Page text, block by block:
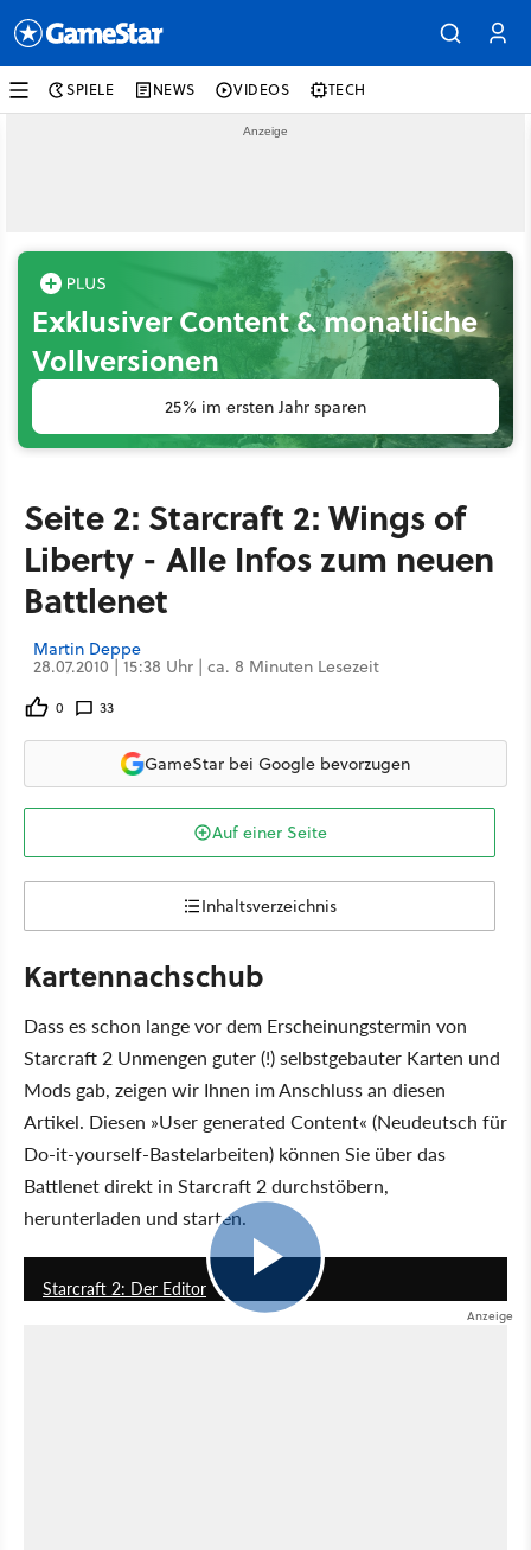
SPIELE NEWS VIDEOS TECH
Exklusiver Content & monatliche
Vollversionen
25% im ersten Jahr sparen
Seite 2: Starcraft 2: Wings of
Liberty - Alle Infos zum neuen
Battlenet
Martin Deppe
28.07.2010 | 15:38 Uhr | ca. 8 Minuten Lesezeit
0 33
GameStar bei Google bevorzugen
Auf einer Seite
Inhaltsverzeichnis
Kartennachschub
Dass es schon lange vor dem Erscheinungstermin von
Starcraft 2 Unmengen guter (!) selbstgebauter Karten und
Mods gab, zeigen wir Ihnen im Anschluss an diesen
Artikel. Diesen »User generated Content« (Neudeutsch für
Do-it-yourself-Bastelarbeiten) können Sie über das
Battlenet direkt in Starcraft 2 durchstöbern,
herunterladen und starten.
Starcraft 2: Der Editor